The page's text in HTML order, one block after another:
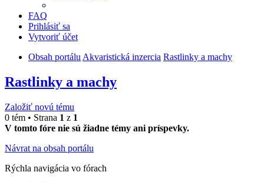
FAQ
Prihlásiť sa
Vytvoriť účet
Obsah portálu Akvaristická inzercia Rastlinky a machy
Rastlinky a machy
Založiť novú tému
0 tém • Strana 1 z 1
V tomto fóre nie sú žiadne témy ani príspevky.
Návrat na obsah portálu
Rýchla navigácia vo fórach